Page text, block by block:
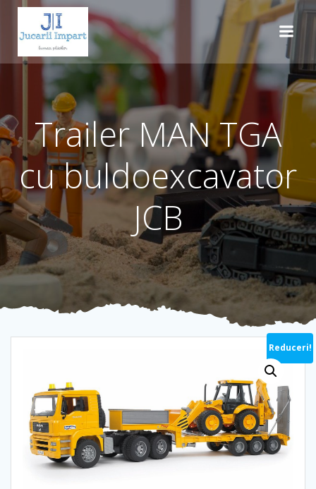
content
Trailer MAN TGA
cu buldoexcavator
JCB
Reduceri!